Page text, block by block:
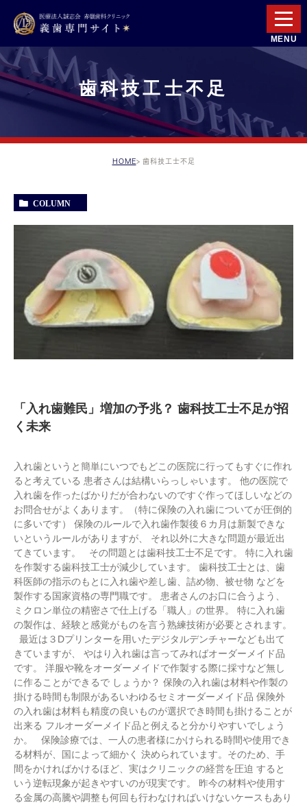
歯科技工士不足
HOME 歯科技工士不足
COLUMN
「入れ歯難民」増加の予兆？ 歯科技工士不足が招
く未来
入れ歯というと簡単にいつでもどこの医院に行ってもすぐに作れ
ると考えている 患者さんは結構いらっしゃいます。 他の医院で
入れ歯を作ったばかりだが合わないのですぐ作ってほしいなどの
お問合せがよくあります。（特に保険の入れ歯についてが圧倒的
に多いです） 保険のルールで入れ歯作製後６カ月は新製できな
いというルールがありますが、 それ以外に大きな問題が最近出
てきています。 その問題とは歯科技工士不足です。 特に入れ歯
を作製する歯科技工士が減少しています。 歯科技工士とは、歯
科医師の指示のもとに入れ歯や差し歯、詰め物、被せ物 などを
製作する国家資格の専門職です。 患者さんのお口に合うよう、
ミクロン単位の精密さで仕上げる「職人」の世界。 特に入れ歯
の製作は、経験と感覚がものを言う熟練技術が必要とされます。
最近は３Dプリンターを用いたデジタルデンチャーなども出て
きていますが、 やはり入れ歯は言ってみればオーダーメイド品
です。 洋服や靴をオーダーメイドで作製する際に採寸など無し
に作ることができるで しょうか？ 保険の入れ歯は材料や作製の
掛ける時間も制限があるいわゆるセミオーダーメイド品 保険外
の入れ歯は材料も精度の良いものが選択でき時間も掛けることが
出来る フルオーダーメイド品と例えると分かりやすいでしょう
か。 保険診療では、一人の患者様にかけられる時間や使用でき
る材料が、国によって細かく 決められています。そのため、手
間をかければかけるほど、実はクリニックの経営を圧迫 すると
いう逆転現象が起きやすいのが現実です。 昨今の材料や使用す
る金属の高騰や調整も何回も行わなければいけないケースもあり